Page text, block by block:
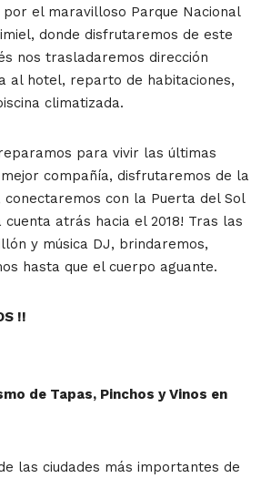
por el maravilloso Parque Nacional
donde disfrutaremos de este
nos trasladaremos dirección
al hotel, reparto de habitaciones,
climatizada.
para vivir las últimas
compañía, disfrutaremos de la
conectaremos con la Puerta del Sol
cuenta atrás hacia el 2018! Tras las
y música DJ, brindaremos,
hasta que el cuerpo aguante.
!!
de Tapas, Pinchos y Vinos en
las ciudades más importantes de